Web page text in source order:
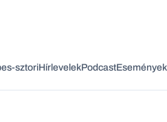
sztoriHírlevelekPodcastEsemények